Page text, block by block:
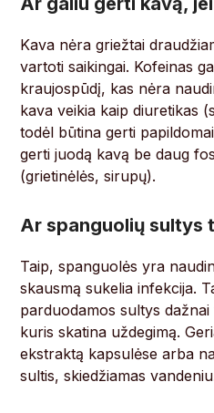
Kava nėra griežtai
vartoti saikingai. Kofeinas
kraujospūdį, kas nėra
kava veikia kaip diuretikas
todėl būtina gerti
gerti juodą kavą be daug
(grietinėlės, sirupų).
Ar spanguolių sultys
Taip, spanguolės yra
skausmą sukelia infekcija.
parduodamos sultys
kuris skatina uždegimą.
ekstraktą kapsulėse arba
sultis, skiedžiamas